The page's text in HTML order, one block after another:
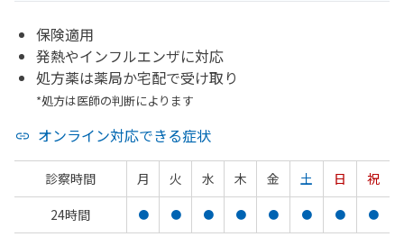
保険適用
発熱やインフルエンザに対応
処方薬は薬局か宅配で受け取り
*処方は医師の判断によります
オンライン対応できる症状
診察時間 月 火 水 木 金 土 日
祝
24時間
● ● ● ● ● ● ● ●